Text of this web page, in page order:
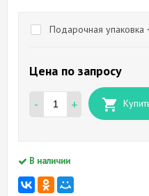
Подарочная упаковка
Цена по запросу
- +
В наличии